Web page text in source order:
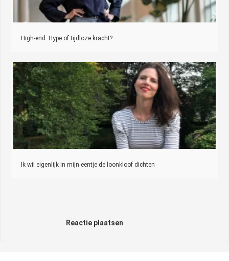
High-end. Hype of tijdloze kracht?
Ik wil eigenlijk in mijn eentje de loonkloof dichten
Reactie plaatsen